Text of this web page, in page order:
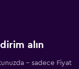
alın
- sadece Fiyat